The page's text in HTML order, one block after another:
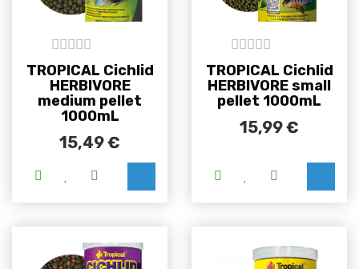
5out of 5
TROPICAL Cichlid
HERBIVORE
medium pellet
1000mL
15,49€
5out of 5
TROPICAL Cichlid
HERBIVORE small
pellet 1000mL
15,99€